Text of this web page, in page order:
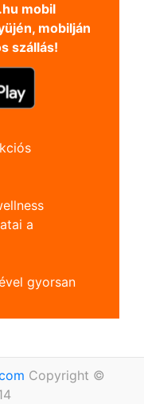
mobil
mobilján
szállás!
a
gyorsan
Copyright ©